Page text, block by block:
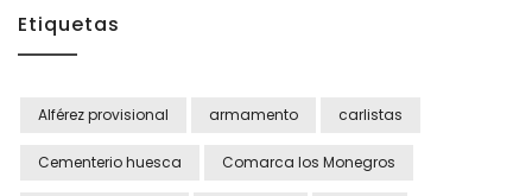
Etiquetas
Alférez provisional armamento carlistas
Cementerio huesca Comarca los Monegros